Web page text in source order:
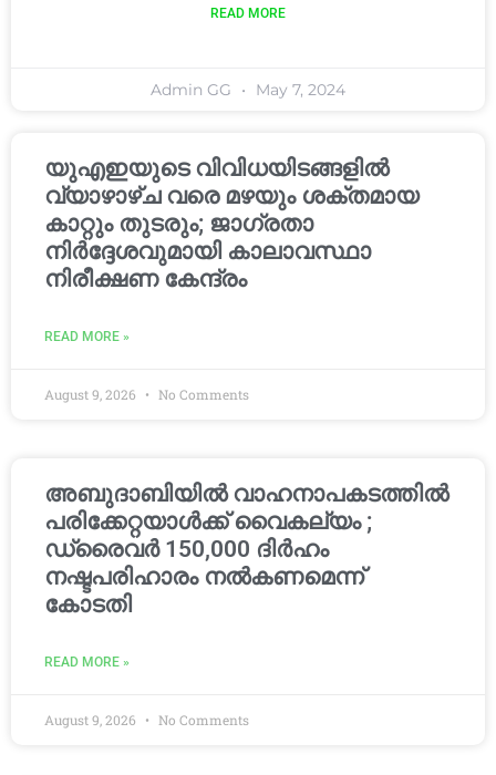
READ MORE
Admin GG May 7, 2024
യുഎഇയുടെ വിവിധയിടങ്ങളിൽ
വ്യാഴാഴ്ച വരെ മഴയും ശക്തമായ
കാറ്റും തുടരും; ജാഗ്രതാ
നിർദ്ദേശവുമായി കാലാവസ്ഥാ
നിരീക്ഷണ കേന്ദ്രം
READ MORE »
August 9, 2026 No Comments
അബുദാബിയിൽ വാഹനാപകടത്തിൽ
പരിക്കേറ്റയാൾക്ക് വൈകല്യം ;
ഡ്രൈവർ 150,000 ദിർഹം
നഷ്ടപരിഹാരം നൽകണമെന്ന്
കോടതി
READ MORE »
August 9, 2026 No Comments